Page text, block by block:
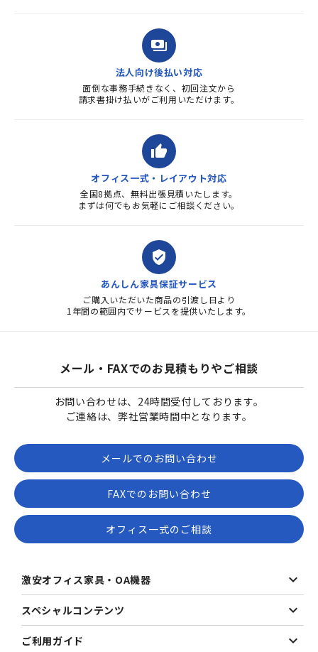
payments
法人向け後払い対応
面倒な事務手続きなく、初回注文から
請求書掛け払いがご利用いただけます。
thumb_up
オフィス一式・レイアウト対応
全国8拠点、無料出張見積いたします。
まずは何でもお気軽にご相談ください。
verified_user
あんしん家具保証サービス
ご購入いただいた商品の引渡し日より
1年間の範囲内でサービスを提供いたします。
メール・FAXでのお見積もりやご相談
お問い合わせは、24時間受付しております。
ご連絡は、弊社営業時間中となります。
メールでのお問い合わせ
FAXでのお問い合わせ
オフィス一式のご相談
激安オフィス家具・OA機器
スペシャルコンテンツ
ご利用ガイド